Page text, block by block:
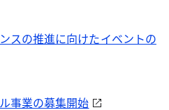
スの推進に向けたイベントの
事業の募集開始